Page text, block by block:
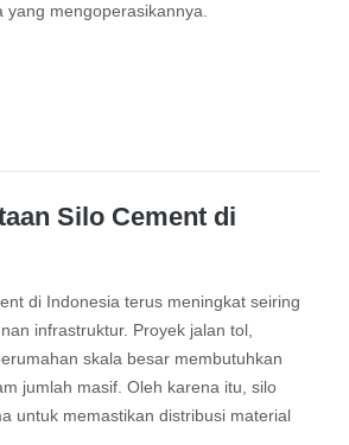
yang mengoperasikannya.
Silo Cement di
di Indonesia terus meningkat seiring
infrastruktur. Proyek jalan tol,
skala besar membutuhkan
jumlah masif. Oleh karena itu, silo
untuk memastikan distribusi material